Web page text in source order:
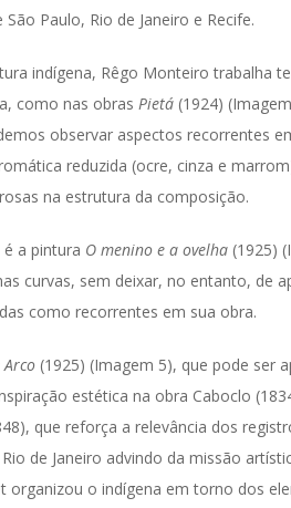
Paulo, Rio de Janeiro e Recife.
indígena, Rêgo Monteiro trabalha
como nas obras Pietá (1924)
observar aspectos recorrentes
reduzida (ocre, cinza e
na estrutura da composição.
a pintura O menino e a ovelha (1925)
curvas, sem deixar, no entanto, de
como recorrentes em sua obra.
(1925) (Imagem 5), que pode ser
estética na obra Caboclo
que reforça a relevância dos
de Janeiro advindo da missão
organizou o indígena em torno dos